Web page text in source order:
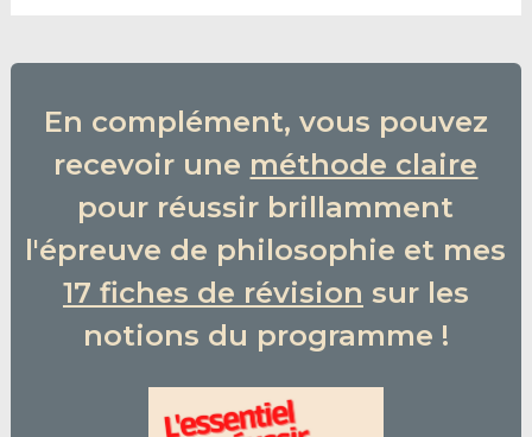
En complément, vous pouvez
recevoir une méthode claire
pour réussir brillamment
l'épreuve de philosophie et mes
17 fiches de révision sur les
notions du programme !